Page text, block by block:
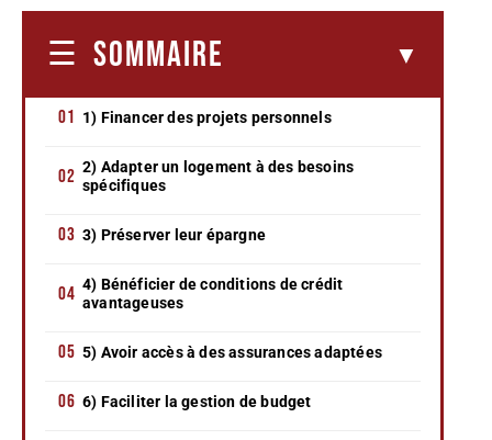
SOMMAIRE
1) Financer des projets personnels
2) Adapter un logement à des besoins
spécifiques
3) Préserver leur épargne
4) Bénéficier de conditions de crédit
avantageuses
5) Avoir accès à des assurances adaptées
6) Faciliter la gestion de budget